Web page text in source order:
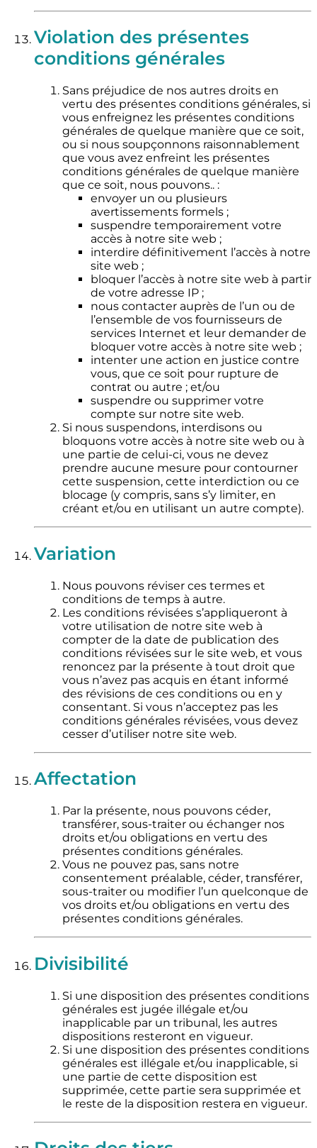
Violation des présentes
conditions générales
Sans préjudice de nos autres droits en
vertu des présentes conditions générales, si
vous enfreignez les présentes conditions
générales de quelque manière que ce soit,
ou si nous soupçonnons raisonnablement
que vous avez enfreint les présentes
conditions générales de quelque manière
que ce soit, nous pouvons.. :
envoyer un ou plusieurs
avertissements formels ;
suspendre temporairement votre
accès à notre site web ;
interdire définitivement l’accès à notre
site web ;
bloquer l’accès à notre site web à partir
de votre adresse IP ;
nous contacter auprès de l’un ou de
l’ensemble de vos fournisseurs de
services Internet et leur demander de
bloquer votre accès à notre site web ;
intenter une action en justice contre
vous, que ce soit pour rupture de
contrat ou autre ; et/ou
suspendre ou supprimer votre
compte sur notre site web.
Si nous suspendons, interdisons ou
bloquons votre accès à notre site web ou à
une partie de celui-ci, vous ne devez
prendre aucune mesure pour contourner
cette suspension, cette interdiction ou ce
blocage (y compris, sans s’y limiter, en
créant et/ou en utilisant un autre compte).
Variation
Nous pouvons réviser ces termes et
conditions de temps à autre.
Les conditions révisées s’appliqueront à
votre utilisation de notre site web à
compter de la date de publication des
conditions révisées sur le site web, et vous
renoncez par la présente à tout droit que
vous n’avez pas acquis en étant informé
des révisions de ces conditions ou en y
consentant. Si vous n’acceptez pas les
conditions générales révisées, vous devez
cesser d’utiliser notre site web.
Affectation
Par la présente, nous pouvons céder,
transférer, sous-traiter ou échanger nos
droits et/ou obligations en vertu des
présentes conditions générales.
Vous ne pouvez pas, sans notre
consentement préalable, céder, transférer,
sous-traiter ou modifier l’un quelconque de
vos droits et/ou obligations en vertu des
présentes conditions générales.
Divisibilité
Si une disposition des présentes conditions
générales est jugée illégale et/ou
inapplicable par un tribunal, les autres
dispositions resteront en vigueur.
Si une disposition des présentes conditions
générales est illégale et/ou inapplicable, si
une partie de cette disposition est
supprimée, cette partie sera supprimée et
le reste de la disposition restera en vigueur.